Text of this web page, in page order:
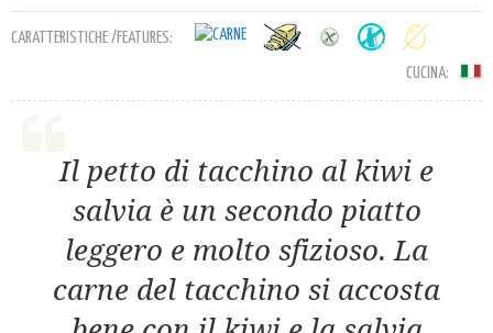
CARATTERISTICHE /FEATURES:
CUCINA:
Il petto di tacchino al kiwi e
salvia è un secondo piatto
leggero e molto sfizioso. La
carne del tacchino si accosta